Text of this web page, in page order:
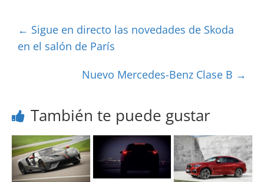
← Sigue en directo las novedades de Skoda
en el salón de París
Nuevo Mercedes-Benz Clase B →
También te puede gustar